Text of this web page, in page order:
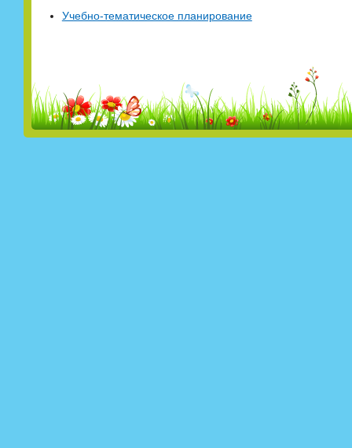
Учебно-тематическое планирование